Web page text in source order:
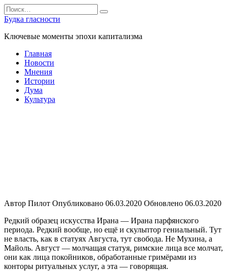
Перейти
к
содержанию
Search
for:
Будка гласности
Ключевые моменты эпохи капитализма
Главная
Новости
Мнения
Истории
Дума
Культура
Автор Пилот Опубликовано 06.03.2020 Обновлено 06.03.2020
Редкий образец искусства Ирана — Ирана парфянского
периода. Редкий вообще, но ещё и скульптор гениальный. Тут
не власть, как в статуях Августа, тут свобода. Не Мухина, а
Майоль. Август — молчащая статуя, римские лица все молчат,
они как лица покойников, обработанные гримёрами из
конторы ритуальных услуг, а эта — говорящая.